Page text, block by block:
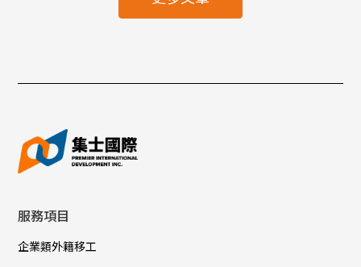
服務項目
企業類外籍移工